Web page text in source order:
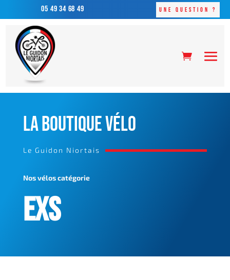
05 49 34 68 49 Une question ?
LA BOUTIQUE VÉLO
Le Guidon Niortais
Nos vélos catégorie
EXS